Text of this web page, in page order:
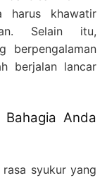
harus khawatir
Selain itu,
berpengalaman
berjalan lancar
Anda
syukur yang